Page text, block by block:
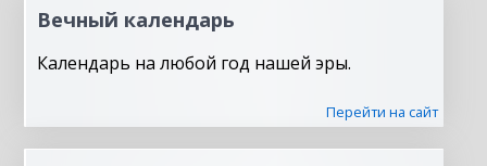
Вечный календарь
Календарь на любой год нашей эры.
Перейти на сайт